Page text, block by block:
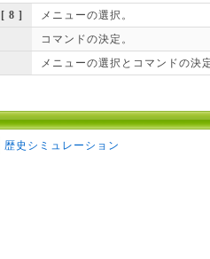
8 ]
メニューの選択。
コマンドの決定。
メニューの選択とコマンドの決
歴史シミュレーション